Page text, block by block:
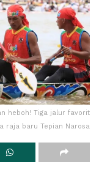
heboh! Tiga jalur favorit
raja baru Tepian Narosa